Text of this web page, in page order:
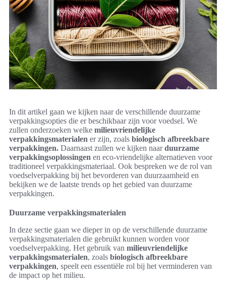
In dit artikel gaan we kijken naar de verschillende duurzame
verpakkingsopties die er beschikbaar zijn voor voedsel. We
zullen onderzoeken welke milieuvriendelijke
verpakkingsmaterialen er zijn, zoals biologisch afbreekbare
verpakkingen. Daarnaast zullen we kijken naarduurzame
verpakkingsoplossingen en eco-vriendelijke alternatieven voor
traditioneel verpakkingsmateriaal. Ook bespreken we de rol van
voedselverpakking bij het bevorderen van duurzaamheid en
bekijken we de laatste trends op het gebied van duurzame
verpakkingen.
Duurzame verpakkingsmaterialen
In deze sectie gaan we dieper in op de verschillende duurzame
verpakkingsmaterialen die gebruikt kunnen worden voor
voedselverpakking. Het gebruik van milieuvriendelijke
verpakkingsmaterialen, zoals biologisch afbreekbare
verpakkingen, speelt een essentiële rol bij het verminderen van
de impact op het milieu.